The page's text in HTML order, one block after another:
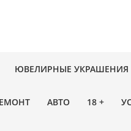
ЮВЕЛИРНЫЕ УКРАШЕНИЯ
АВТО 18 +